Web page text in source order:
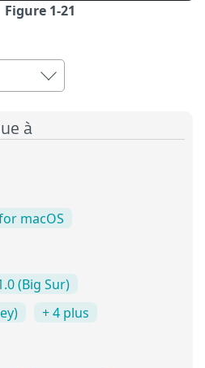
Figure 1-21
à
macOS
(Big Sur)
+ 4 plus